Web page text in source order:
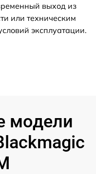
выход из
или техническим
эксплуатации.
модели